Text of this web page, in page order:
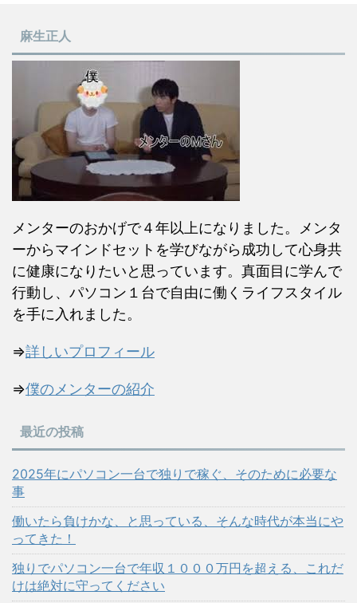
麻生正人
メンターのおかげで４年以上になりました。メンタ
ーからマインドセットを学びながら成功して心身共
に健康になりたいと思っています。真面目に学んで
行動し、パソコン１台で自由に働くライフスタイル
を手に入れました。
⇒詳しいプロフィール
⇒僕のメンターの紹介
最近の投稿
2025年にパソコン一台で独りで稼ぐ、そのために必要な
事
働いたら負けかな、と思っている、そんな時代が本当にや
ってきた！
独りでパソコン一台で年収１０００万円を超える、これだ
けは絶対に守ってください